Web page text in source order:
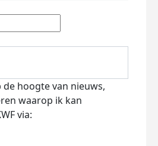
hoogte van nieuws,
waarop ik kan
via: